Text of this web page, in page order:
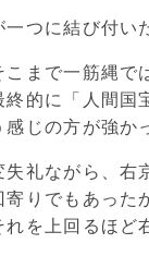
つに結び付い
こまで一筋縄
終的に「人間
じの方が強か
失礼ながら、右
寄りでもあった
を上回るほど